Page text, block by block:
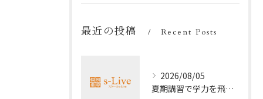
最近の投稿 Recent Posts
2026/08/05
夏期講習で学力を飛躍的に上げる方法